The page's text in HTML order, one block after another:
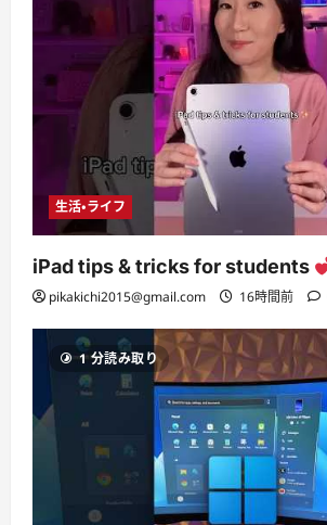
生活・ライフ
iPad tips & tricks for students
pikakichi2015@gmail.com 16時間前
1 分読み取り